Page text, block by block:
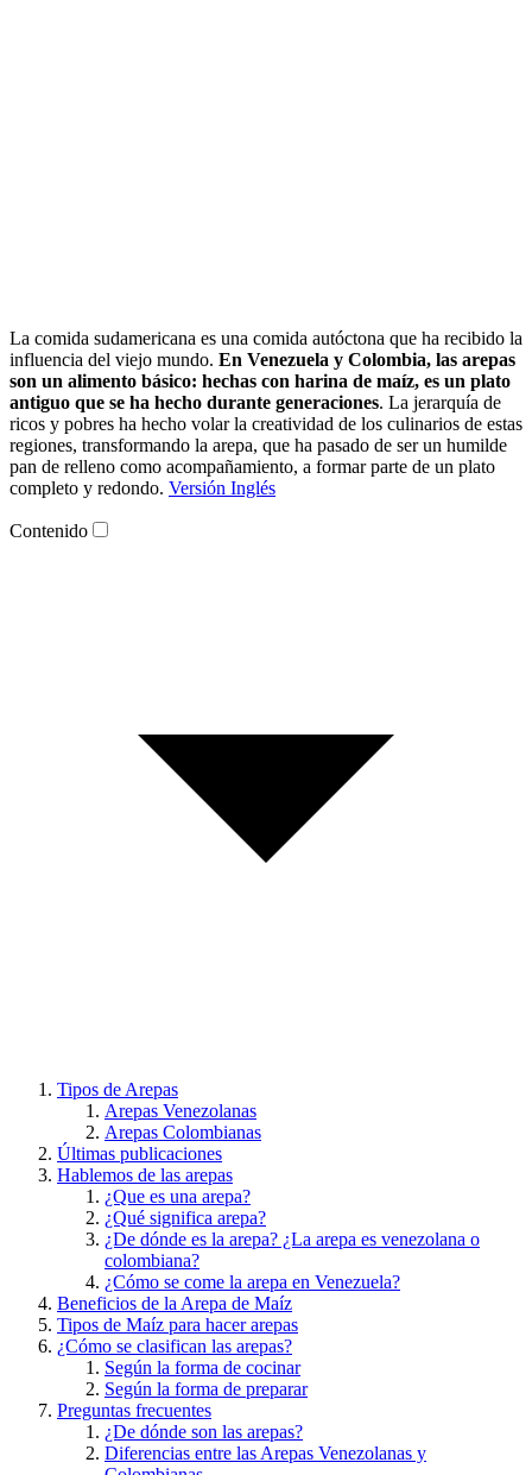
La comida sudamericana es una comida autóctona que ha recibido la
influencia del viejo mundo. En Venezuela y Colombia, las arepas
son un alimento básico: hechas con harina de maíz, es un plato
antiguo que se ha hecho durante generaciones. La jerarquía de
ricos y pobres ha hecho volar la creatividad de los culinarios de estas
regiones, transformando la arepa, que ha pasado de ser un humilde
pan de relleno como acompañamiento, a formar parte de un plato
completo y redondo. Versión Inglés
Contenido
Tipos de Arepas
Arepas Venezolanas
Arepas Colombianas
Últimas publicaciones
Hablemos de las arepas
¿Que es una arepa?
¿Qué significa arepa?
¿De dónde es la arepa? ¿La arepa es venezolana o
colombiana?
¿Cómo se come la arepa en Venezuela?
Beneficios de la Arepa de Maíz
Tipos de Maíz para hacer arepas
¿Cómo se clasifican las arepas?
Según la forma de cocinar
Según la forma de preparar
Preguntas frecuentes
¿De dónde son las arepas?
Diferencias entre las Arepas Venezolanas y